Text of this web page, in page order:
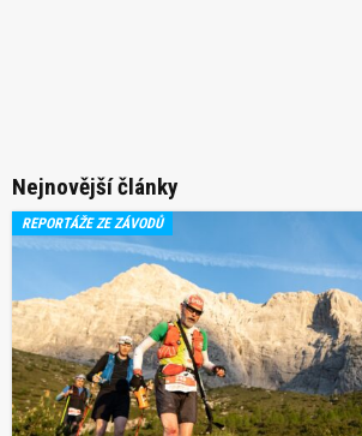
Nejnovější články
REPORTÁŽE ZE ZÁVODŮ